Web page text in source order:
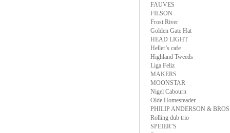
FAUVES
FILSON
Frost River
Golden Gate Hat
HEAD LIGHT
Heller’s cafe
Highland Tweeds
Liga Feliz
MAKERS
MOONSTAR
Nigel Cabourn
Olde Homesteader
PHILIP ANDERSON &
Rolling dub trio
SPEIER’S